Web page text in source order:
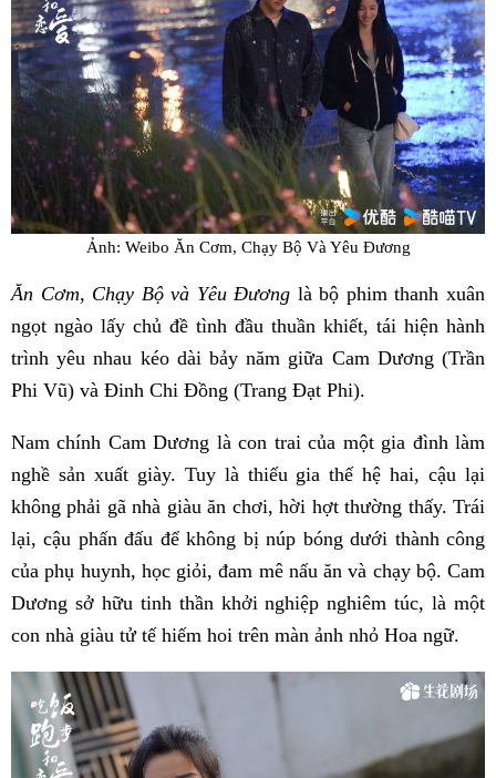
Ảnh: Weibo Ăn Cơm, Chạy Bộ Và Yêu Đương
Ăn Cơm, Chạy Bộ và Yêu Đương là bộ phim thanh xuân
ngọt ngào lấy chủ đề tình đầu thuần khiết, tái hiện hành
trình yêu nhau kéo dài bảy năm giữa Cam Dương (Trần
Phi Vũ) và Đinh Chi Đồng (Trang Đạt Phi).
Nam chính Cam Dương là con trai của một gia đình làm
nghề sản xuất giày. Tuy là thiếu gia thế hệ hai, cậu lại
không phải gã nhà giàu ăn chơi, hời hợt thường thấy. Trái
lại, cậu phấn đấu để không bị núp bóng dưới thành công
của phụ huynh, học giỏi, đam mê nấu ăn và chạy bộ. Cam
Dương sở hữu tinh thần khởi nghiệp nghiêm túc, là một
con nhà giàu tử tế hiếm hoi trên màn ảnh nhỏ Hoa ngữ.